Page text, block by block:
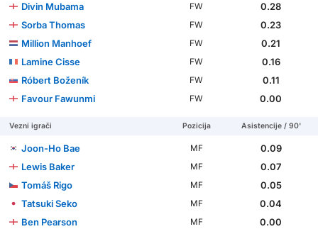
Divin Mubama
FW
0.28
Sorba Thomas
FW
0.23
Million Manhoef
FW
0.21
Lamine Cisse
FW
0.16
Róbert Boženík
FW
0.11
Favour Fawunmi
FW 0.00
Vezni igrači Pozicija Asistencije / 90'
Joon-Ho Bae MF
0.09
Lewis Baker
MF
0.07
Tomáš Rigo
MF
0.05
Tatsuki Seko
MF
0.04
Ben Pearson
MF
0.00